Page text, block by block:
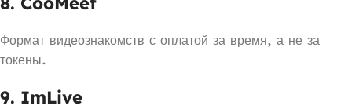
Формат видеознакомств с оплатой за время, а не за
токены.
9. ImLive